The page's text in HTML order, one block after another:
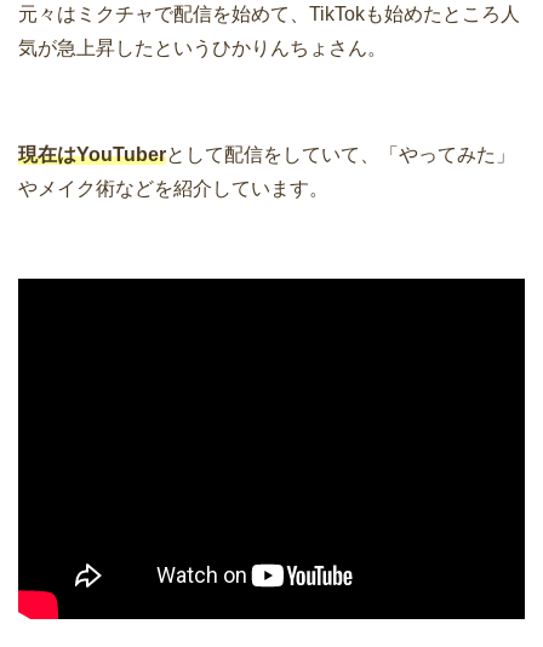
元々はミクチャで配信を始めて、TikTokも始めたところ人
気が急上昇したというひかりんちょさん。
現在はYouTuberとして配信をしていて、「やってみた」
やメイク術などを紹介しています。